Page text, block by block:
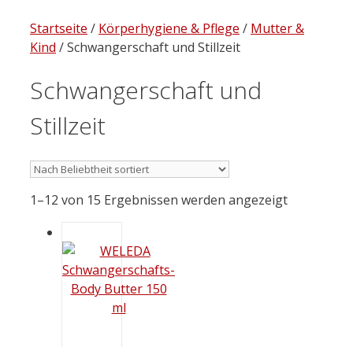
Startseite / Körperhygiene & Pflege / Mutter &
Kind / Schwangerschaft und Stillzeit
Schwangerschaft und
Stillzeit
1–12 von 15 Ergebnissen werden angezeigt